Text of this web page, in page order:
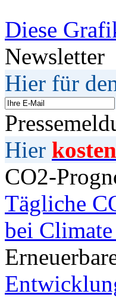
Diese
Newsletter
Hier für
Hier
CO2-
Tägliche
bei